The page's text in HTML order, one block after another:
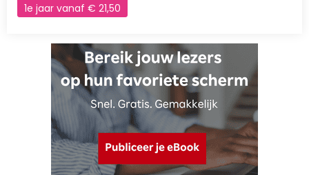
1e jaar vanaf € 21,50